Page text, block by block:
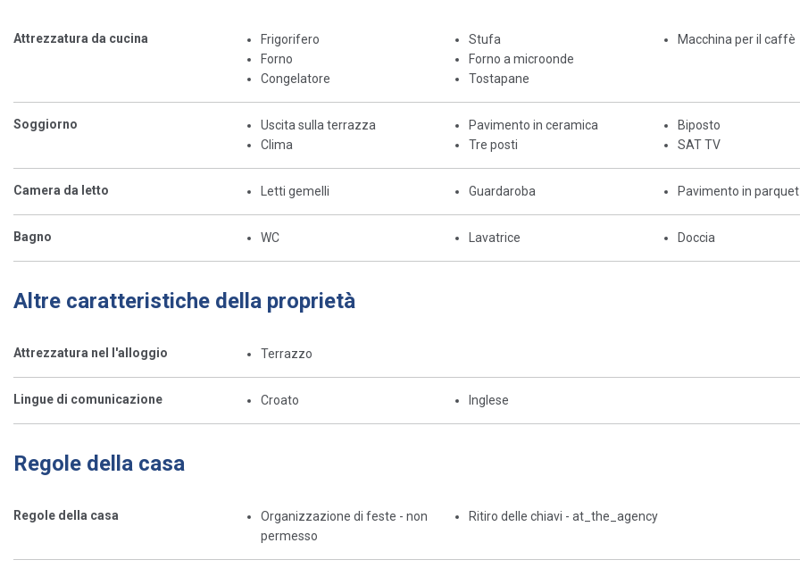
Attrezzatura da cucina
Frigorifero
Forno
Congelatore
Stufa
Forno a microonde
Tostapane
Macchina per il caffè
Soggiorno
Uscita sulla terrazza
Clima
Pavimento in ceramica
Tre posti
Biposto
SAT TV
Camera da letto Letti gemelli Guardaroba Pavimento in parquet
Bagno WC Lavatrice Doccia
Altre caratteristiche della proprietà
Attrezzatura nel l'alloggio Terrazzo
Lingue di comunicazione Croato Inglese
Regole della casa
Regole della casa
Organizzazione di feste - non
permesso
Ritiro delle chiavi - at_the_agency